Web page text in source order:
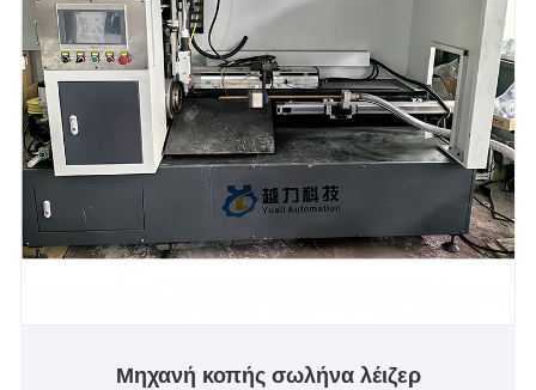
Μηχανή κοπής σωλήνα λέιζερ